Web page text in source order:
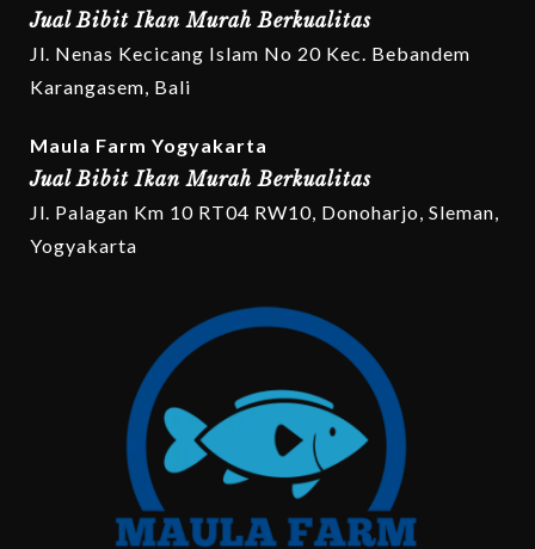
Jual Bibit Ikan Murah Berkualitas
Jl. Nenas Kecicang Islam No 20 Kec. Bebandem
Karangasem, Bali
Maula Farm Yogyakarta
Jual Bibit Ikan Murah Berkualitas
Jl. Palagan Km 10 RT04 RW10, Donoharjo, Sleman,
Yogyakarta